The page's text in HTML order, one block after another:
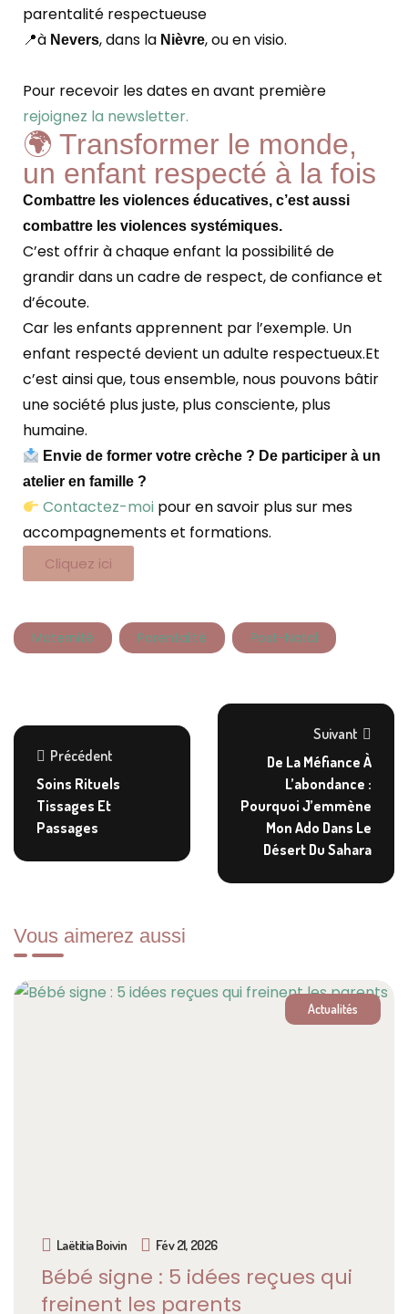
parentalité respectueuse
📍à Nevers, dans la Nièvre, ou en visio.
Pour recevoir les dates en avant première
rejoignez la newsletter.
🌍 Transformer le monde,
un enfant respecté à la fois
Combattre les violences éducatives, c’est aussi
combattre les violences systémiques.
C’est offrir à chaque enfant la possibilité de
grandir dans un cadre de respect, de confiance et
d’écoute.
Car les enfants apprennent par l’exemple. Un
enfant respecté devient un adulte respectueux.Et
c’est ainsi que, tous ensemble, nous pouvons bâtir
une société plus juste, plus consciente, plus
humaine.
Envie de former votre crèche ? De participer à un
atelier en famille ?
Contactez-moi pour en savoir plus sur mes
accompagnements et formations.
Cliquez ici
Maternité Parentalité Post-Natal
Précédent
Soins Rituels
Tissages Et
Passages
Suivant
De La Méfiance À
L’abondance :
Pourquoi J’emmène
Mon Ado Dans Le
Désert Du Sahara
Vous aimerez aussi
Actualités
Laëtitia Boivin Fév 21, 2026
Bébé signe : 5 idées reçues qui
freinent les parents